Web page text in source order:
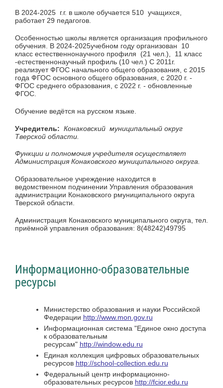
В 2024-2025 г.г. в школе обучается 510 учащихся,
работает 29 педагогов.
Особенностью школы является организация профильного
обучения. В 2024-2025учебном году организован 10
класс естественнонаучного профиля (21 чел.), 11 класс
-естественнонаучный профиль (10 чел.) С 2011г.
реализует ФГОС начального общего образования, с 2015
года ФГОС основного общего образования, с 2020 г. -
ФГОС среднего образования, с 2022 г. - обновленные
ФГОС.
Обучение ведётся на русском языке.
Учредитель: Конаковский муниципальный округ
Тверской области.
Функции и полномочия учредителя осуществляет
Администрация Конаковского муниципального округа.
Образовательное учреждение находится в
ведомственном подчинении Управления образования
администрации Конаковского рмуниципального округа
Тверской области.
Администрация Конаковского муниципального округа, тел.
приёмной управления образования: 8(48242)49795
Информационно-образовательные
ресурсы
Министерство образования и науки Российской
Федерации http://www.mon.gov.ru
Информационная система "Единое окно доступа
к образователь­ным
ресурсам" http://window.edu.ru
Единая коллекция цифровых образовательных
ресурсов http://school-collection.edu.ru
Федеральный центр информационно-
образовательных ресурсов http://fcior.edu.ru